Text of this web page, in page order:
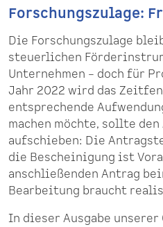
Forschungszulage:
Die Forschungszulage
steuerlichen
Unternehmen – doch für
Jahr 2022 wird das
entsprechende
machen möchte, sollte
aufschieben: Die
die Bescheinigung ist
anschließenden Antrag
Bearbeitung braucht
In dieser Ausgabe